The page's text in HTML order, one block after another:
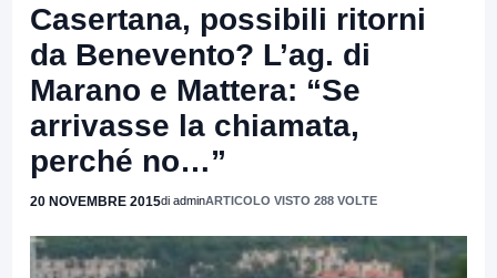
Casertana, possibili ritorni
da Benevento? L’ag. di
Marano e Mattera: “Se
arrivasse la chiamata,
perché no…”
20 NOVEMBRE 2015di adminARTICOLO VISTO 288 VOLTE